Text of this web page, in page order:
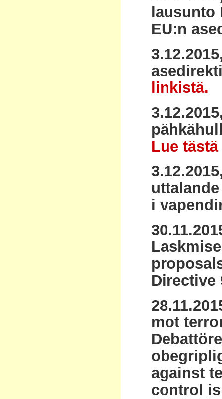
EU:n
linkistä.
Lue
i
Directive
mot
against
control